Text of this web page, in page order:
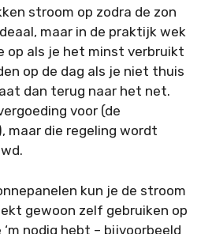
stroom op zodra de zon
maar in de praktijk wek
op als je het minst verbruikt
op de dag als je niet thuis
dan terug naar het net.
voor (de
maar die regeling wordt
kun je de stroom
gewoon zelf gebruiken op
nodig hebt – bijvoorbeeld